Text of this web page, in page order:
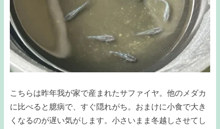
こちらは昨年我が家で産まれたサファイヤ。他のメダカ
に比べると臆病で、すぐ隠れがち。おまけに小食で大き
くなるのが遅い気がします。小さいまま冬越しさせてし